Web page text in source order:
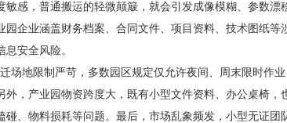
敏感，普通搬运的轻微颠簸，就会引发成像模糊、参数
园企业涵盖财务档案、合同文件、项目资料、技术图纸
安全风险。
地限制严苛，多数园区规定仅允许夜间、周末限时作
外，产业园物资跨度大，既有小型文件资料、办公桌椅
碰、物料损耗等问题。最后，市场乱象频发，小型无证